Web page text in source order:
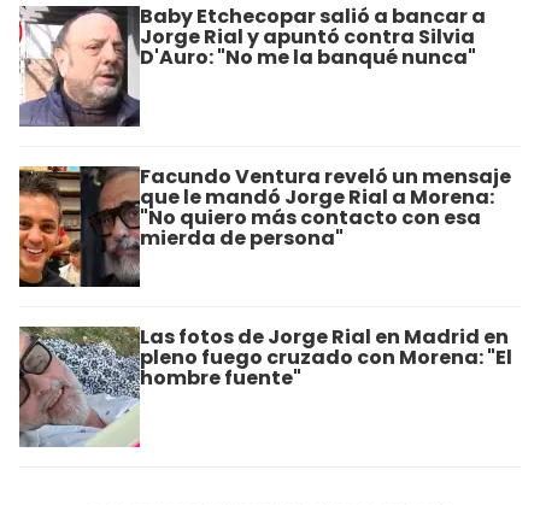
Baby Etchecopar salió a bancar a
Jorge Rial y apuntó contra Silvia
D'Auro: "No me la banqué nunca"
Facundo Ventura reveló un mensaje
que le mandó Jorge Rial a Morena:
"No quiero más contacto con esa
mierda de persona"
Las fotos de Jorge Rial en Madrid en
pleno fuego cruzado con Morena: "El
hombre fuente"